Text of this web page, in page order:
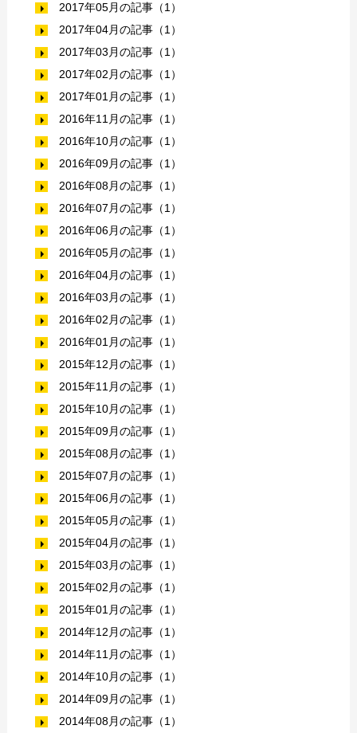
2017年05月の記事（1）
2017年04月の記事（1）
2017年03月の記事（1）
2017年02月の記事（1）
2017年01月の記事（1）
2016年11月の記事（1）
2016年10月の記事（1）
2016年09月の記事（1）
2016年08月の記事（1）
2016年07月の記事（1）
2016年06月の記事（1）
2016年05月の記事（1）
2016年04月の記事（1）
2016年03月の記事（1）
2016年02月の記事（1）
2016年01月の記事（1）
2015年12月の記事（1）
2015年11月の記事（1）
2015年10月の記事（1）
2015年09月の記事（1）
2015年08月の記事（1）
2015年07月の記事（1）
2015年06月の記事（1）
2015年05月の記事（1）
2015年04月の記事（1）
2015年03月の記事（1）
2015年02月の記事（1）
2015年01月の記事（1）
2014年12月の記事（1）
2014年11月の記事（1）
2014年10月の記事（1）
2014年09月の記事（1）
2014年08月の記事（1）